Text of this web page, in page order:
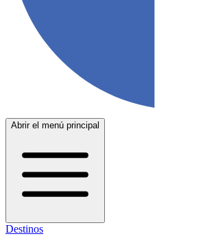
Abrir el menú principal
Destinos